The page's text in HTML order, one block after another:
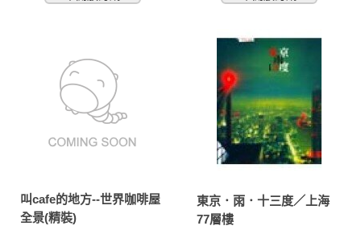
叫cafe的地方--世界咖啡屋
全景(精裝)
東京．雨．十三度／上海
77層樓